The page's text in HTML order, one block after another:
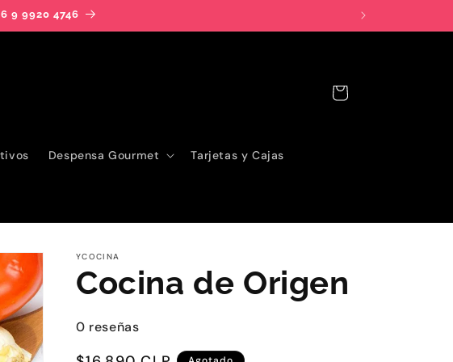
9 9920 4746
Despensa Gourmet Tarjetas y Cajas
Carrito
YCOCINA
Cocina de Origen
0 reseñas